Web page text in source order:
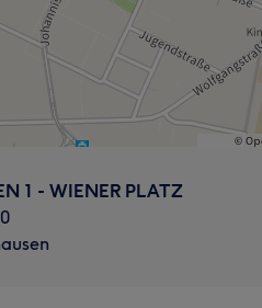
1 - WIENER PLATZ